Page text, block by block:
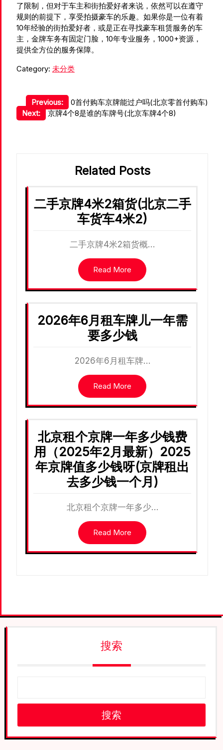
了限制，但对于车主和街拍爱好者来说，依然可以在遵守
规则的前提下，享受拍摄豪车的乐趣。如果你是一位有着
10年经验的街拍爱好者，或是正在寻找豪车租赁服务的车
主，金牌车务有固定门脸，10年专业服务，1000+资源，
提供全方位的服务保障。
Category: 未分类
文
章
Previous:
0首付购车京牌能过户吗(北京零首付购车)
Next:
京牌4个8是谁的车牌号(北京车牌4个8)
Related Posts
二手京牌4米2箱货(北京二手
车货车4米2)
二手京牌4米2箱货概…
Read More
2026年6月租车牌儿一年需
要多少钱
2026年6月租车牌…
Read More
北京租个京牌一年多少钱费
用（2025年2月最新）2025
年京牌值多少钱呀(京牌租出
去多少钱一个月)
北京租个京牌一年多少…
Read More
搜索
搜索